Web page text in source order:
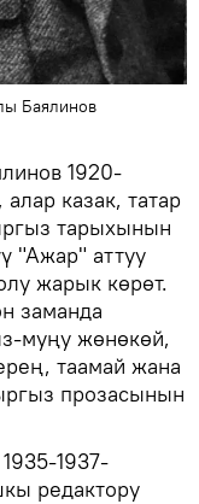
Баялинов
1920-
казак, татар
тарыхынын
"Ажар" аттуу
жарык көрөт.
заманда
муңу жөнөкөй,
таамай жана
прозасынын
1937-
редактору